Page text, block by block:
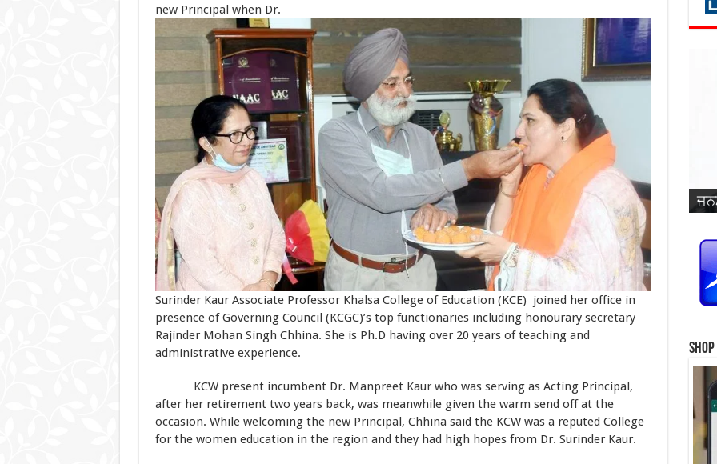
new Principal when Dr.
Surinder Kaur Associate Professor Khalsa College of Education (KCE) joined her office in
presence of Governing Council (KCGC)’s top functionaries including honourary secretary
Rajinder Mohan Singh Chhina. She is Ph.D having over 20 years of teaching and
administrative experience.
KCW present incumbent Dr. Manpreet Kaur who was serving as Acting Principal,
after her retirement two years back, was meanwhile given the warm send off at the
occasion. While welcoming the new Principal, Chhina said the KCW was a reputed College
for the women education in the region and they had high hopes from Dr. Surinder Kaur.